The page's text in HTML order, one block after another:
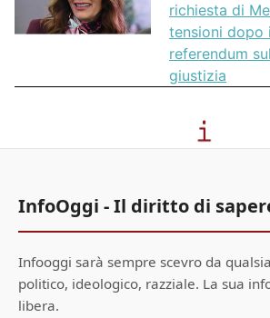
richiesta di
tensioni dopo
referendum
giustizia
InfoOggi - Il diritto di
Infooggi sarà sempre scevro da
politico, ideologico, razziale. La sua
libera.